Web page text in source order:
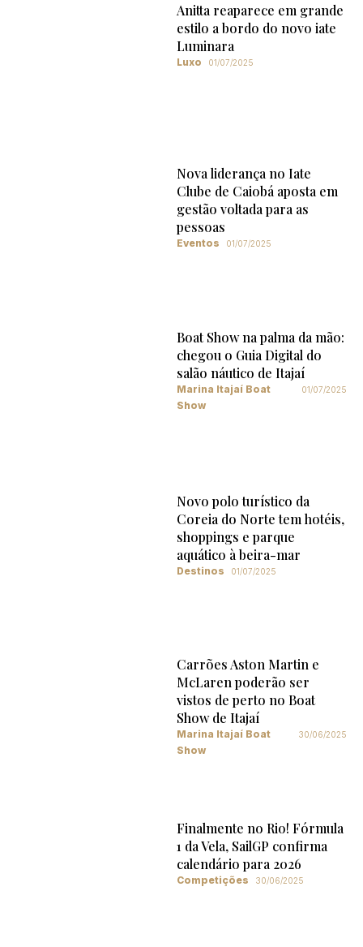
Anitta reaparece em grande
estilo a bordo do novo iate
Luminara
Luxo 01/07/2025
Nova liderança no Iate
Clube de Caiobá aposta em
gestão voltada para as
pessoas
Eventos 01/07/2025
Boat Show na palma da mão:
chegou o Guia Digital do
salão náutico de Itajaí
Marina Itajaí Boat
Show
01/07/2025
Novo polo turístico da
Coreia do Norte tem hotéis,
shoppings e parque
aquático à beira-mar
Destinos 01/07/2025
Carrões Aston Martin e
McLaren poderão ser
vistos de perto no Boat
Show de Itajaí
Marina Itajaí Boat
Show
30/06/2025
Finalmente no Rio! Fórmula
1 da Vela, SailGP confirma
calendário para 2026
Competições 30/06/2025